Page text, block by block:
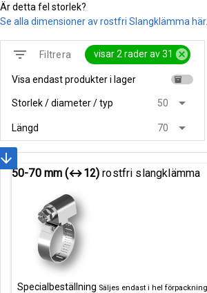
Är detta fel storlek?
Se alla dimensioner av rostfri Slangklämma här.
filter_list Filtrera visar 2 rader av 31 cancel
Visa endast produkter i lager inventory
Storlek / diameter / typ 50 arrow_drop_down
Längd 70
arrow_drop_down
50-70 mm (↔12) rostfri slangklämma
Specialbeställning Säljes endast i hel förpackning